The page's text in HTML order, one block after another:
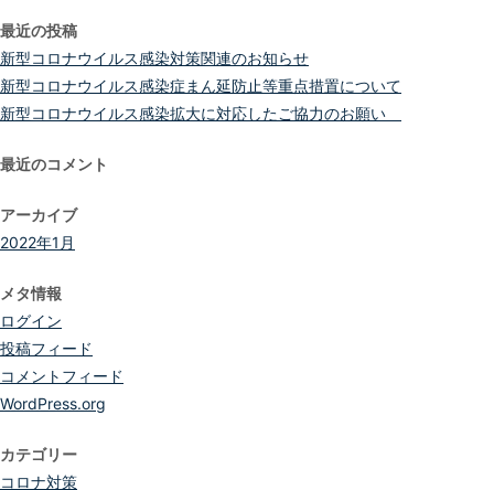
最近の投稿
新型コロナウイルス感染対策関連のお知らせ
新型コロナウイルス感染症まん延防止等重点措置について
新型コロナウイルス感染拡大に対応したご協力のお願い
最近のコメント
アーカイブ
2022年1月
メタ情報
ログイン
投稿フィード
コメントフィード
WordPress.org
カテゴリー
コロナ対策